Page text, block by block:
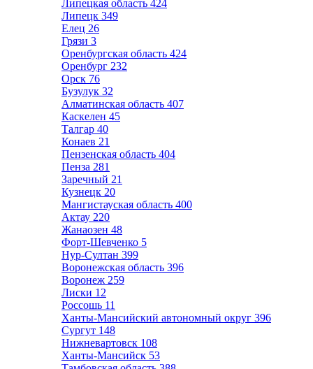
Липецкая область 424
Липецк 349
Елец 26
Грязи 3
Оренбургская область 424
Оренбург 232
Орск 76
Бузулук 32
Алматинская область 407
Каскелен 45
Талгар 40
Конаев 21
Пензенская область 404
Пенза 281
Заречный 21
Кузнецк 20
Мангистауская область 400
Актау 220
Жанаозен 48
Форт-Шевченко 5
Нур-Султан 399
Воронежская область 396
Воронеж 259
Лиски 12
Россошь 11
Ханты-Мансийский автономный округ 396
Сургут 148
Нижневартовск 108
Ханты-Мансийск 53